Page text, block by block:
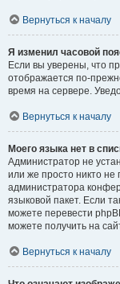
Вернуться к началу
Я изменил часовой
Если вы уверены, что
отображается по-
время на сервере.
Вернуться к началу
Моего языка нет в
Администратор не
или же просто никто не
администратора
языковой пакет. Если
можете перевести
можете получить на
Вернуться к началу